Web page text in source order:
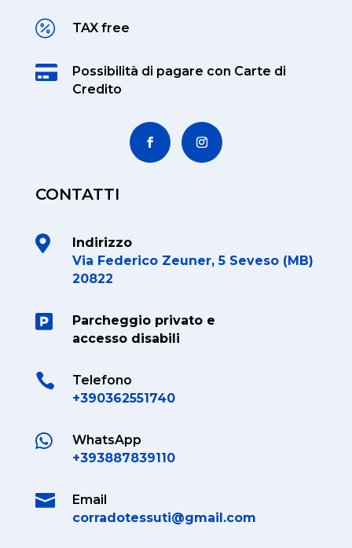
 TAX free
 Possibilità di pagare con Carte di
Credito
CONTATTI

Indirizzo
Via Federico Zeuner, 5 Seveso (MB)
20822

Parcheggio privato e
accesso disabili

Telefono
+390362551740

WhatsApp
+393887839110

Email
corradotessuti@gmail.com